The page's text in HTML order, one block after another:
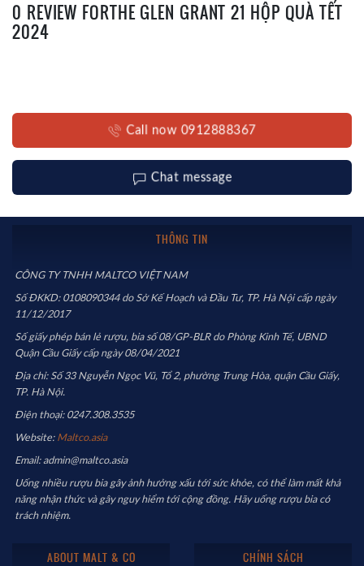
0 REVIEW FORTHE GLEN GRANT 21 HỘP QUÀ TẾT
2024
Call now 0912888367
Chat message
THÔNG TIN
CÔNG TY TNHH MALTCO VIỆT NAM
Số ĐKKD: 0108090344 do Sở Kế Hoạch và Đầu Tư, TP. Hà Nội cấp ngày
11/12/2017
Số giấy phép bán lẻ rượu, bia số 08/GP-BLR do Phòng Kinh Tế, UBND
Quận Cầu Giấy cấp ngày 08/04/2021
Địa chỉ: Số 33 Nguyễn Ngọc Vũ, Tổ 2, phường Trung Hòa, quận Cầu Giấy,
TP. Hà Nội.
Điện thoại: 0247.308.3535
Website: Maltco.asia
Email: admin@maltco.asia
Uống nhiều rượu bia gây ảnh hưởng xấu tới sức khỏe, có thể làm mất khả
năng nhận thức và gây nguy hiểm tới cộng đồng. Hãy uống rượu bia có
trách nhiệm.
ABOUT MALT & CO CHÍNH SÁCH